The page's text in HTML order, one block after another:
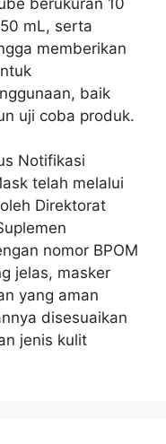
mL, serta
memberikan
baik
uji coba produk.
Notifikasi
telah melalui
Direktorat
nomor BPOM
jelas, masker
yang aman
disesuaikan
jenis kulit